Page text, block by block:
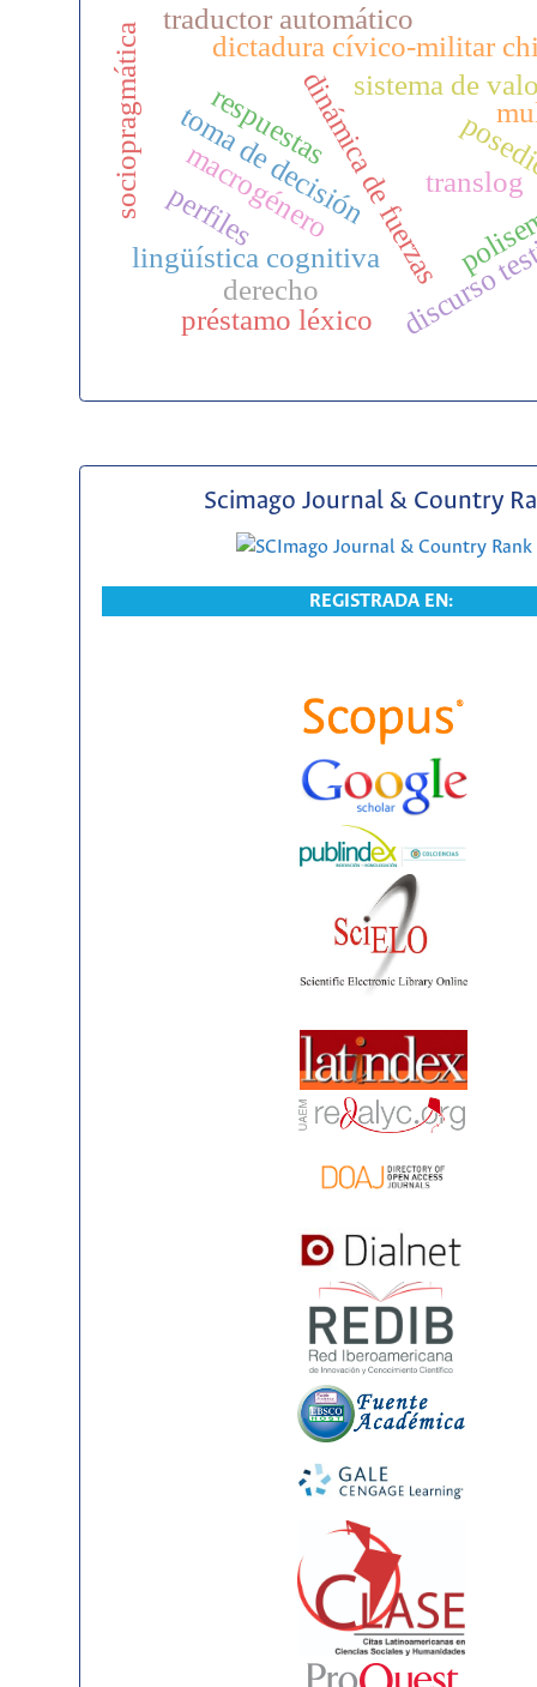
dinámica de fuerzasdiscurso
dictadura cívico-militar
lingüística cognitiva
traductor automático
translog
toma de decisión
sistema de
sociopragmática
derecho
macrogénero
respuestas
perfiles
préstamo léxico
Scimago Journal & Country
REGISTRADA EN: